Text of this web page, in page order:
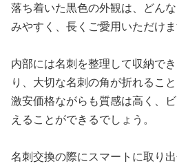
落ち着いた黒色の外観は、どん
みやすく、長くご愛用いただけま
内部には名刺を整理して収納で
り、大切な名刺の角が折れるこ
激安価格ながらも質感は高く、
えることができるでしょう。
名刺交換の際にスマートに取り